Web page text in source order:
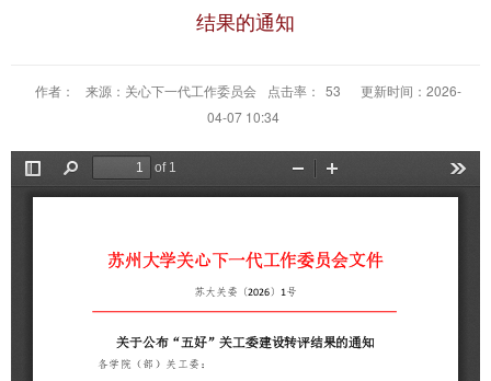
结果的通知
作者： 来源：关心下一代工作委员会 点击率： 53
更新时间：2026-
04-07 10:34